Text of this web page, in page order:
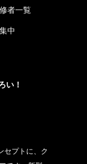
者一覧
中
い！
セプトに、ク